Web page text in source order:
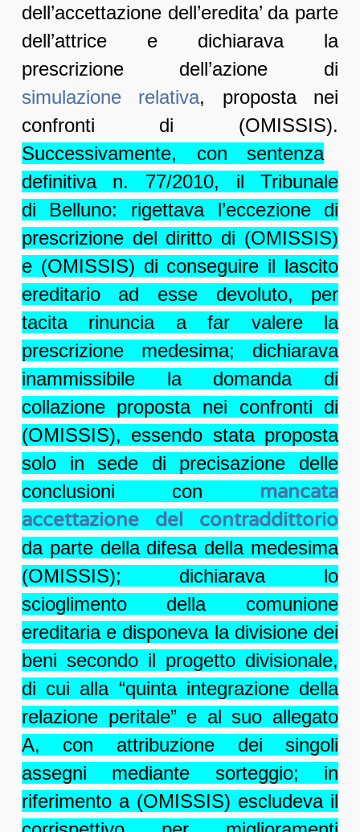
dell’accettazione dell’eredita’ da parte
dell’attrice e dichiarava la
prescrizione dell’azione di
simulazione relativa, proposta nei
confronti di (OMISSIS).
Successivamente, con sentenza
definitiva n. 77/2010, il Tribunale
di Belluno: rigettava l’eccezione di
prescrizione del diritto di (OMISSIS)
e (OMISSIS) di conseguire il lascito
ereditario ad esse devoluto, per
tacita rinuncia a far valere la
prescrizione medesima; dichiarava
inammissibile la domanda di
collazione proposta nei confronti di
(OMISSIS), essendo stata proposta
solo in sede di precisazione delle
conclusioni con mancata
accettazione del contraddittorio
da parte della difesa della medesima
(OMISSIS); dichiarava lo
scioglimento della comunione
ereditaria e disponeva la divisione dei
beni secondo il progetto divisionale,
di cui alla “quinta integrazione della
relazione peritale” e al suo allegato
A, con attribuzione dei singoli
assegni mediante sorteggio; in
riferimento a (OMISSIS) escludeva il